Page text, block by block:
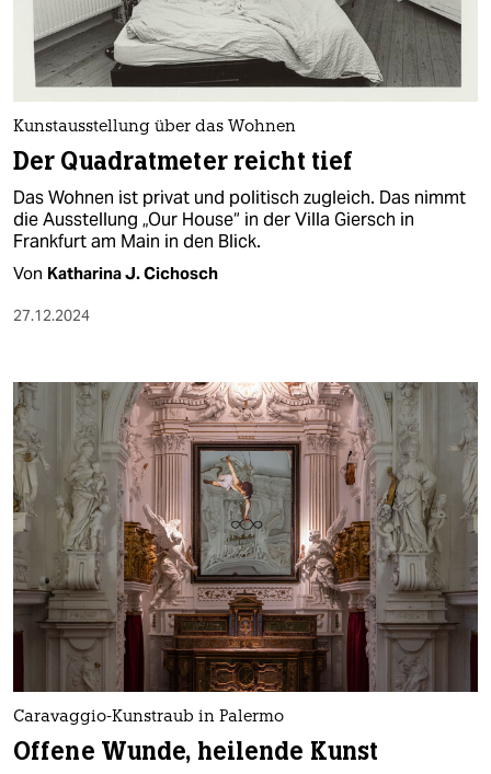
Kunstausstellung über das Wohnen
Der Quadratmeter reicht tief
Das Wohnen ist privat und politisch zugleich. Das nimmt
die Ausstellung „Our House“ in der Villa Giersch in
Frankfurt am Main in den Blick.
Von Katharina J. Cichosch
27.12.2024
Caravaggio-Kunstraub in Palermo
Offene Wunde, heilende Kunst